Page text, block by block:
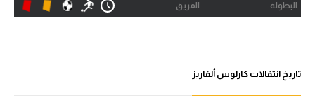
الدوري الإنجليزي الممتاز
الدوري الإيطالي
البطولة الفريق
تاريخ انتقالات كارلوس ألفاريز